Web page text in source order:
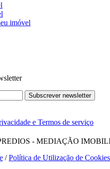
imóvel
Subscrever newsletter
e Termos de serviço
- MEDIAÇÃO
/Política de Utilização de Cookies